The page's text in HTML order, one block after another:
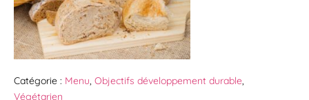
Catégorie : Menu, Objectifs développement durable,
Végétarien